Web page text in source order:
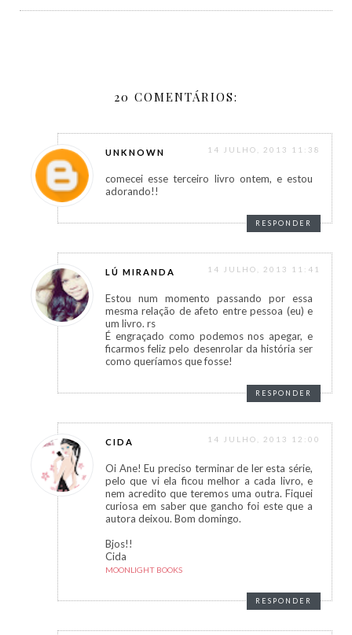
20 COMENTÁRIOS:
UNKNOWN 14 JULHO, 2013 11:38
comecei esse terceiro livro ontem, e estou
adorando!!
RESPONDER
LÚ MIRANDA 14 JULHO, 2013 11:41
Estou num momento passando por essa
mesma relação de afeto entre pessoa (eu) e
um livro. rs
É engraçado como podemos nos apegar, e
ficarmos feliz pelo desenrolar da história ser
como queríamos que fosse!
RESPONDER
CIDA 14 JULHO, 2013 12:00
Oi Ane! Eu preciso terminar de ler esta série,
pelo que vi ela ficou melhor a cada livro, e
nem acredito que teremos uma outra. Fiquei
curiosa em saber que gancho foi este que a
autora deixou. Bom domingo.
Bjos!!
Cida
MOONLIGHT BOOKS
RESPONDER